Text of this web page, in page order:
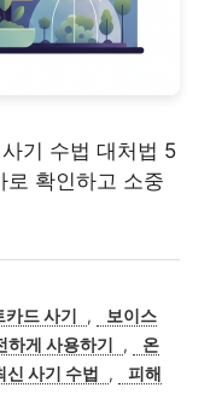
기 수법 대처법 5
로 확인하고 소중
드 사기 ,
보이스
하게 사용하기 ,
온
신 사기 수법 ,
피해